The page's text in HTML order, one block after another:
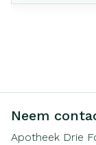
Neem
Apotheek Drie